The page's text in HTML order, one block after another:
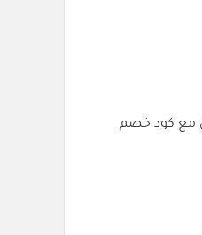
مع كود خصم